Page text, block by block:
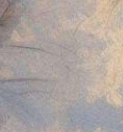
по защите растений.
Рекомендуется
использовать укрывной
материал, плёнку или
другие доступные
обезопасить свои посадки
от низких температур.
воздуха возрастает и риск
пожаров, связанных